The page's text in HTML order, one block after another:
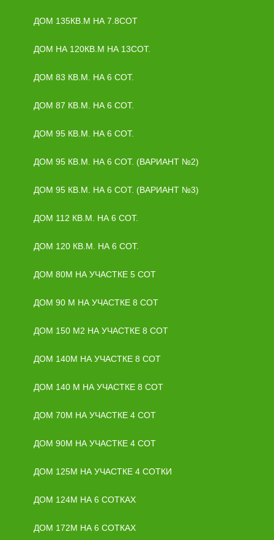
ДОМ 135КВ.М НА 7.8СОТ
ДОМ НА 120КВ.М НА 13СОТ.
ДОМ 83 КВ.М. НА 6 СОТ.
ДОМ 87 КВ.М. НА 6 СОТ.
ДОМ 95 КВ.М. НА 6 СОТ.
ДОМ 95 КВ.М. НА 6 СОТ. (ВАРИАНТ №2)
ДОМ 95 КВ.М. НА 6 СОТ. (ВАРИАНТ №3)
ДОМ 112 КВ.М. НА 6 СОТ.
ДОМ 120 КВ.М. НА 6 СОТ.
ДОМ 80М НА УЧАСТКЕ 5 СОТ
ДОМ 90 М НА УЧАСТКЕ 8 СОТ
ДОМ 150 М2 НА УЧАСТКЕ 8 СОТ
ДОМ 140М НА УЧАСТКЕ 8 СОТ
ДОМ 140 М НА УЧАСТКЕ 8 СОТ
ДОМ 70М НА УЧАСТКЕ 4 СОТ
ДОМ 90М НА УЧАСТКЕ 4 СОТ
ДОМ 125М НА УЧАСТКЕ 4 СОТКИ
ДОМ 124М НА 6 СОТКАХ
ДОМ 172М НА 6 СОТКАХ